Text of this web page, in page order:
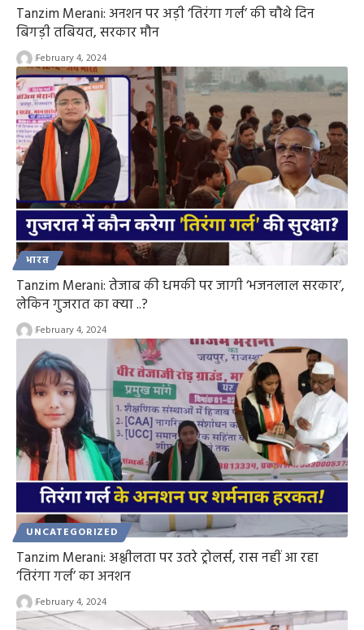
Tanzim Merani: अनशन पर अड़ी ‘तिरंगा गर्ल’ की चौथे दिन
बिगड़ी तबियत, सरकार मौन
February 4, 2024
भारत
Tanzim Merani: तेजाब की धमकी पर जागी ‘भजनलाल सरकार’,
लेकिन गुजरात का क्या ..?
February 4, 2024
UNCATEGORIZED
Tanzim Merani: अश्लीलता पर उतरे ट्रोलर्स, रास नहीं आ रहा
‘तिरंगा गर्ल’ का अनशन
February 4, 2024